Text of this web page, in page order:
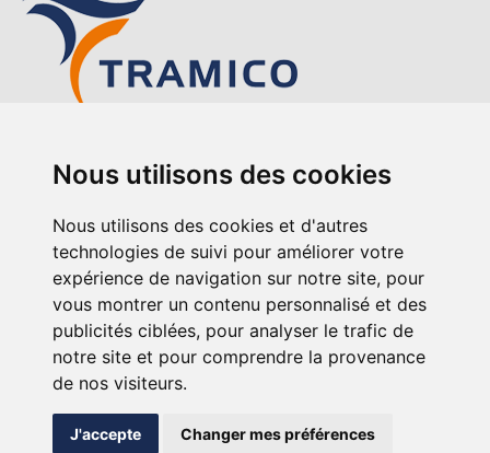
Nous utilisons des cookies
Nous utilisons des cookies et d'autres
technologies de suivi pour améliorer votre
expérience de navigation sur notre site, pour
vous montrer un contenu personnalisé et des
publicités ciblées, pour analyser le trafic de
notre site et pour comprendre la provenance
de nos visiteurs.
J'accepte Changer mes préférences
12-14 avenue de l’Europe
+33 (0)2 35 90 91 92
A propos de Tramico